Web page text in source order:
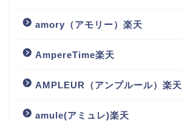
amory（アモリー）楽天
AmpereTime楽天
AMPLEUR（アンプルール）楽天
amule(アミュレ)楽天